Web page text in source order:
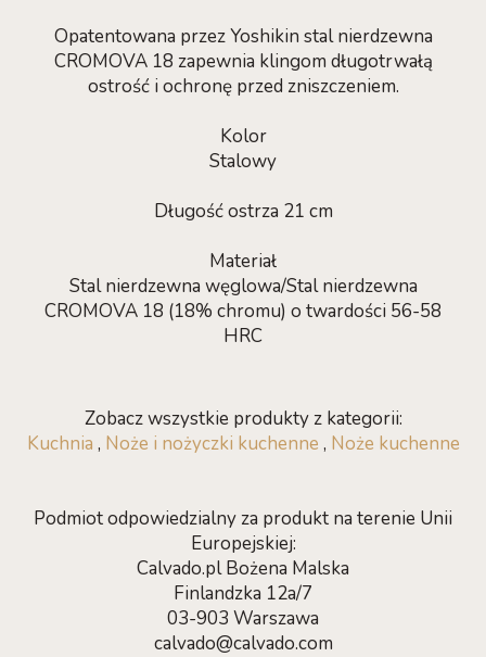
Opatentowana przez Yoshikin stal nierdzewna
CROMOVA 18 zapewnia klingom długotrwałą
ostrość i ochronę przed zniszczeniem.
Kolor
Stalowy
Długość ostrza 21 cm
Materiał
Stal nierdzewna węglowa/Stal nierdzewna
CROMOVA 18 (18% chromu) o twardości 56-58
HRC
Zobacz wszystkie produkty z kategorii:
Kuchnia , Noże i nożyczki kuchenne , Noże kuchenne
Podmiot odpowiedzialny za produkt na terenie Unii
Europejskiej:
Calvado.pl Bożena Malska
Finlandzka 12a/7
03-903 Warszawa
calvado@calvado.com